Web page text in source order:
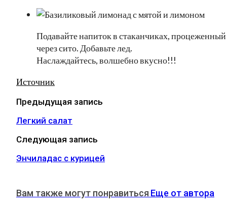
Подавайте напиток в стаканчиках, процеженный
через сито. Добавьте лед.
Наслаждайтесь, волшебно вкусно!!!
Источник
Предыдущая запись
Легкий салат
Следующая запись
Энчиладас с курицей
Вам также могут понравиться Еще от автора